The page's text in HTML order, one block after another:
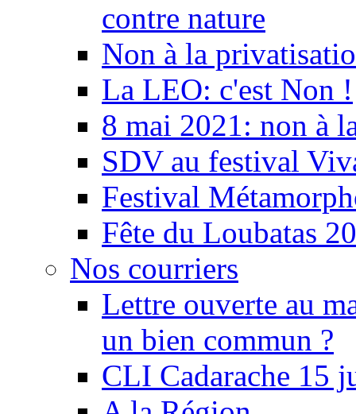
contre nature
Non à la
La LEO: c'est Non !
8 mai 2021: non à
SDV au festival
Festival
Fête du Loubatas
Nos courriers
Lettre ouverte au
un bien commun ?
CLI Cadarache 15